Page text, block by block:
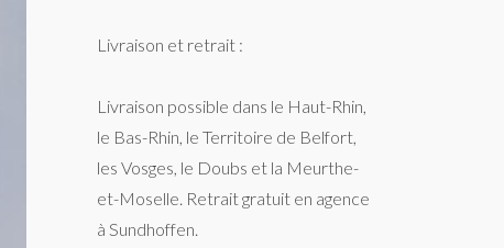
Livraison et retrait :
Livraison possible dans le Haut-Rhin,
le Bas-Rhin, le Territoire de Belfort,
les Vosges, le Doubs et la Meurthe-
et-Moselle. Retrait gratuit en agence
à Sundhoffen.